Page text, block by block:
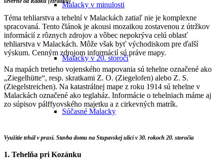
Malacky v minulosti
Malacky v 20. storočí
Súčasné Malacky
Téma tehliarstva a tehelní v Malackách zatiaľ nie je komplexne
spracovaná. Tento článok je akousi mozaikou zostavenou z útržkov
informácií z rôznych zdrojov a vôbec nepokrýva celú oblasť
tehliarstva v Malackách. Môže však byť východiskom pre ďalší
výskum. Cenným zdrojom informácií sú práve mapy.
Na mapách tretieho vojenského mapovania sú tehelne označené ako
„Ziegelhütte“, resp. skratkami Z. O. (Ziegelofen) alebo Z. S.
(Ziegelstreichen). Na katastrálnej mape z roku 1914 sú tehelne v
Malackách označené ako teglaház. Informácie o tehelniach máme aj
zo súpisov pálffyovského majetku a z cirkevných matrík.
Využitie tehál v praxi. Stavba domu na Stupavskej ulici v 30. rokoch 20. storočia
1. Tehelňa pri Kozánku